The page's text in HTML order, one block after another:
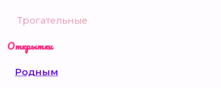
Трогательные
Открытки
Родным